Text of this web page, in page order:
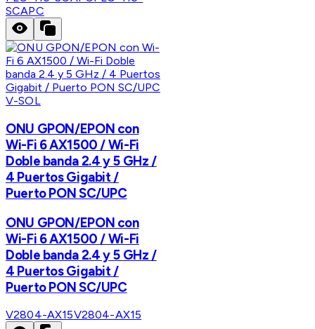
SCAPC
V-SOL
ONU GPON/EPON con
Wi-Fi 6 AX1500 / Wi-Fi
Doble banda 2.4 y 5 GHz /
4 Puertos Gigabit /
Puerto PON SC/UPC
ONU GPON/EPON con
Wi-Fi 6 AX1500 / Wi-Fi
Doble banda 2.4 y 5 GHz /
4 Puertos Gigabit /
Puerto PON SC/UPC
V2804-AX15V2804-AX15